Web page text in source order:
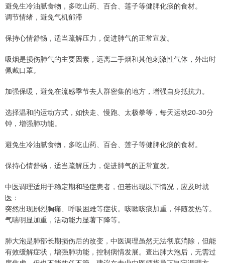
避免生冷油腻食物，多吃山药、百合、莲子等健脾化痰的食材。
调节情绪，避免气机郁滞
保持心情舒畅，适当疏解压力，促进肺气的正常宣发。
吸烟是损伤肺气的主要因素，远离二手烟和其他刺激性气体，外出时
佩戴口罩。
加强保暖，避免在流感季节去人群密集的地方，增强自身抵抗力。
选择温和的运动方式，如快走、慢跑、太极拳等，每天运动20-30分
钟，增强肺功能。
避免生冷油腻食物，多吃山药、百合、莲子等健脾化痰的食材。
保持心情舒畅，适当疏解压力，促进肺气的正常宣发。
中医调理适用于稳定期和轻症患者，但若出现以下情况，应及时就
医：
突然出现剧烈胸痛、呼吸困难等症状。咳嗽咳痰加重，伴随发热等。
气喘明显加重，活动能力显著下降等。
肺大泡是肺部长期损伤后的改变，中医调理虽然无法彻底消除，但能
有效缓解症状，增强肺功能，控制病情发展。查出肺大泡后，无需过